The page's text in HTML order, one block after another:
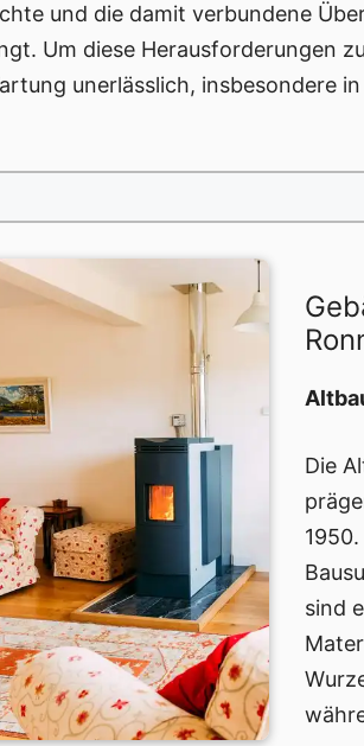
und die damit verbundene
Um diese Herausforderungen
unerlässlich, insbesondere
Die
sind